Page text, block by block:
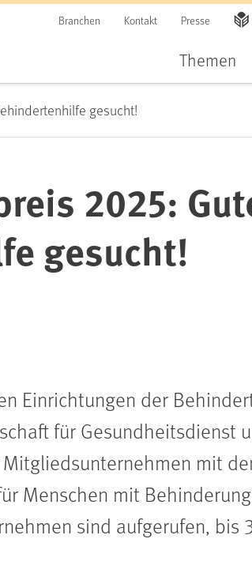
Branchen Kontakt Presse
Themen
gesucht!
2025:
gesucht!
Einrichtungen der
für Gesundheitsdienst
mit
Menschen mit
sind aufgerufen, bis